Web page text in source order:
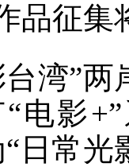
品征集
湾”
电影
日常